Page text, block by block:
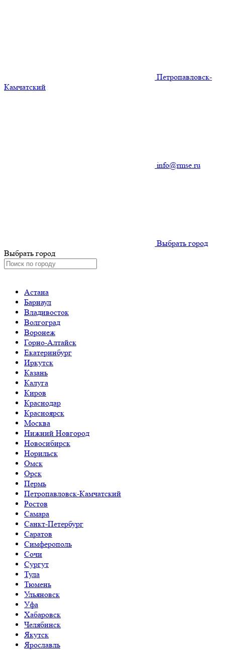
Петропавловск-
Камчатский
info@rmse.ru
Выбрать город
Выбрать город
Астана
Барнаул
Владивосток
Волгоград
Воронеж
Горно-Алтайск
Екатеринбург
Иркутск
Казань
Калуга
Киров
Краснодар
Красноярск
Москва
Нижний Новгород
Новосибирск
Норильск
Омск
Орск
Пермь
Петропавловск-Камчатский
Ростов
Самара
Санкт-Петербург
Саратов
Симферополь
Сочи
Сургут
Тула
Тюмень
Ульяновск
Уфа
Хабаровск
Челябинск
Якутск
Ярославль